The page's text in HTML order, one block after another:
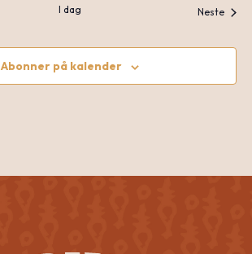
I dag Neste
Abonner på kalender